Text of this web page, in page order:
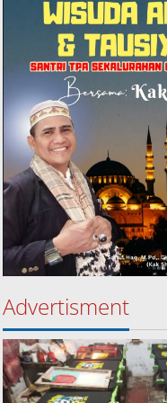
Advertisment